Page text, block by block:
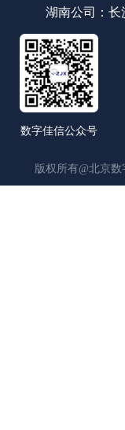
湖南公司：长
版权所有@北京
数字佳信公众号